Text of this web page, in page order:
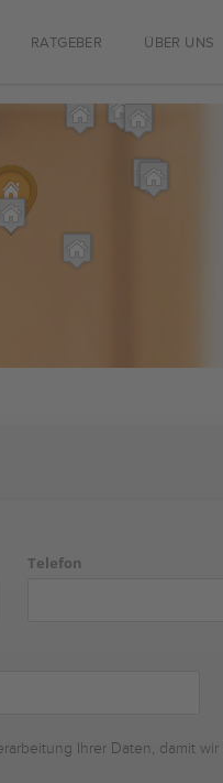
RATGEBER ÜBER UNS
Telefon
Ihrer Daten, damit